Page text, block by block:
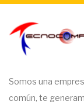
Somos una
común, te